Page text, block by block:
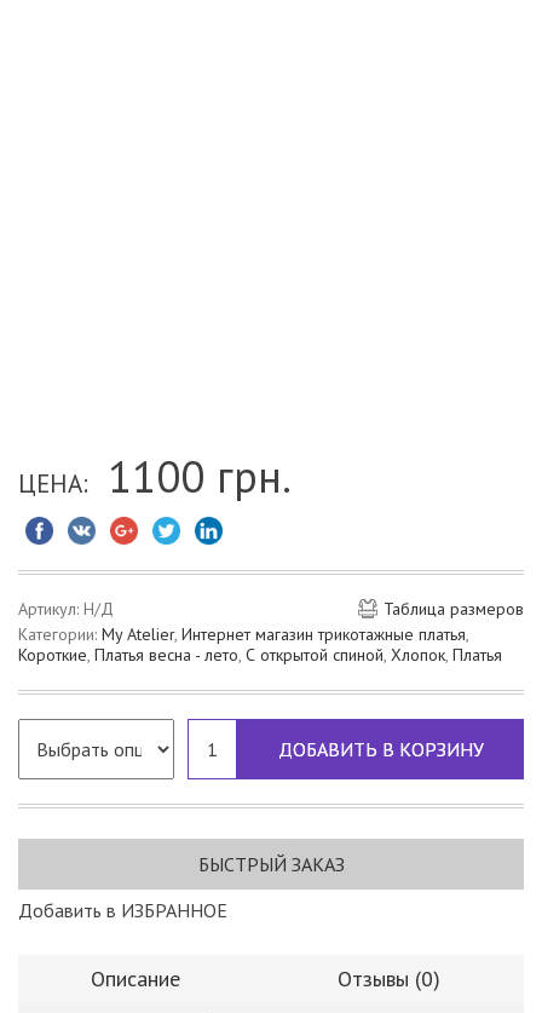
ЦЕНА: 1100 грн.
Таблица размеров
Артикул: Н/Д
Категории: My Atelier, Интернет магазин трикотажные платья,
Короткие, Платья весна - лето, С открытой спиной, Хлопок, Платья
ДОБАВИТЬ В КОРЗИНУ
БЫСТРЫЙ ЗАКАЗ
Добавить в ИЗБРАННОЕ
Описание Отзывы (0)